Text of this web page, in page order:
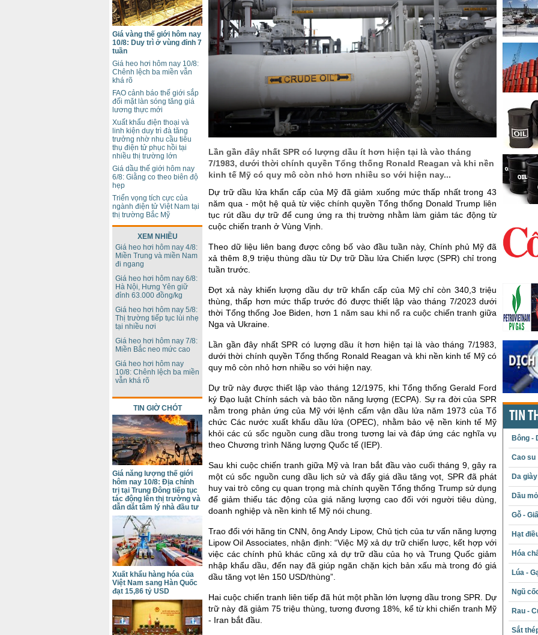
Lần gần đây nhất SPR có lượng dầu ít hơn hiện tại là vào tháng
7/1983, dưới thời chính quyền Tổng thống Ronald Reagan và khi nền
kinh tế Mỹ có quy mô còn nhỏ hơn nhiều so với hiện nay...
Dự trữ dầu lửa khẩn cấp của Mỹ đã giảm xuống mức thấp nhất trong 43
năm qua - một hệ quả từ việc chính quyền Tổng thống Donald Trump liên
tục rút dầu dự trữ để cung ứng ra thị trường nhằm làm giảm tác động từ
cuộc chiến tranh ở Vùng Vịnh.
Theo dữ liệu liên bang được công bố vào đầu tuần này, Chính phủ Mỹ đã
xả thêm 8,9 triệu thùng dầu từ Dự trữ Dầu lửa Chiến lược (SPR) chỉ trong
tuần trước.
Đợt xả này khiến lượng dầu dự trữ khẩn cấp của Mỹ chỉ còn 340,3 triệu
thùng, thấp hơn mức thấp trước đó được thiết lập vào tháng 7/2023 dưới
thời Tổng thống Joe Biden, hơn 1 năm sau khi nổ ra cuộc chiến tranh giữa
Nga và Ukraine.
Lần gần đây nhất SPR có lượng dầu ít hơn hiện tại là vào tháng 7/1983,
dưới thời chính quyền Tổng thống Ronald Reagan và khi nền kinh tế Mỹ có
quy mô còn nhỏ hơn nhiều so với hiện nay.
Dự trữ này được thiết lập vào tháng 12/1975, khi Tổng thống Gerald Ford
ký Đạo luật Chính sách và bảo tồn năng lượng (ECPA). Sự ra đời của SPR
nằm trong phản ứng của Mỹ với lệnh cấm vận dầu lửa năm 1973 của Tổ
chức Các nước xuất khẩu dầu lửa (OPEC), nhằm bảo vệ nền kinh tế Mỹ
khỏi các cú sốc nguồn cung dầu trong tương lai và đáp ứng các nghĩa vụ
theo Chương trình Năng lượng Quốc tế (IEP).
Sau khi cuộc chiến tranh giữa Mỹ và Iran bắt đầu vào cuối tháng 9, gây ra
một cú sốc nguồn cung dầu lịch sử và đẩy giá dầu tăng vọt, SPR đã phát
huy vai trò công cụ quan trọng mà chính quyền Tổng thống Trump sử dụng
để giảm thiểu tác động của giá năng lượng cao đối với người tiêu dùng,
doanh nghiệp và nền kinh tế Mỹ nói chung.
Trao đổi với hãng tin CNN, ông Andy Lipow, Chủ tịch của tư vấn năng lượng
Lipow Oil Associates, nhận định: “Việc Mỹ xả dự trữ chiến lược, kết hợp với
việc các chính phủ khác cũng xả dự trữ dầu của họ và Trung Quốc giảm
nhập khẩu dầu, đến nay đã giúp ngăn chặn kịch bản xấu mà trong đó giá
dầu tăng vọt lên 150 USD/thùng”.
Hai cuộc chiến tranh liên tiếp đã hút một phần lớn lượng dầu trong SPR. Dự
trữ này đã giảm 75 triệu thùng, tương đương 18%, kể từ khi chiến tranh Mỹ
- Iran bắt đầu.
Giá vàng thế giới hôm nay
10/8: Duy trì ở vùng đỉnh 7
tuần
Giá heo hơi hôm nay 10/8:
Chênh lệch ba miền vẫn
khá rõ
FAO cảnh báo thế giới sắp
đối mặt làn sóng tăng giá
lương thực mới
Xuất khẩu điện thoại và
linh kiện duy trì đà tăng
trưởng nhờ nhu cầu tiêu
thụ điện tử phục hồi tại
nhiều thị trường lớn
Giá dầu thế giới hôm nay
6/8: Giằng co theo biên độ
hẹp
Triển vọng tích cực của
ngành điện tử Việt Nam tại
thị trường Bắc Mỹ
XEM NHIỀU
Giá heo hơi hôm nay 4/8:
Miền Trung và miền Nam
đi ngang
Giá heo hơi hôm nay 6/8:
Hà Nội, Hưng Yên giữ
đỉnh 63.000 đồng/kg
Giá heo hơi hôm nay 5/8:
Thị trường tiếp tục lùi nhẹ
tại nhiều nơi
Giá heo hơi hôm nay 7/8:
Miền Bắc neo mức cao
Giá heo hơi hôm nay
10/8: Chênh lệch ba miền
vẫn khá rõ
TIN GIỜ CHÓT
Giá năng lượng thế giới
hôm nay 10/8: Địa chính
trị tại Trung Đông tiếp tục
tác động lên thị trường và
dẫn dắt tâm lý nhà đầu tư
Xuất khẩu hàng hóa của
Việt Nam sang Hàn Quốc
đạt 15,86 tỷ USD
TIN
Bông -
Cao su
Da giày
Dầu
Gỗ -
Hạt
Hóa
Lúa -
Ngũ
Rau -
Sắt